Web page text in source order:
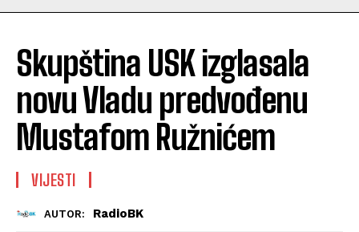
Skupština USK izglasala
novu Vladu predvođenu
Mustafom Ružnićem
VIJESTI
AUTOR: RadioBK